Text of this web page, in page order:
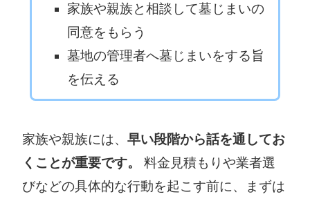
家族や親族と相談して墓じまいの
同意をもらう
墓地の管理者へ墓じまいをする旨
を伝える
家族や親族には、早い段階から話を通してお
くことが重要です。
料金見積もりや業者選
びなどの具体的な行動を起こす前に、まずは